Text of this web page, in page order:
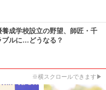
成学校設立の野望、師匠・千
ブルに…どうなる？
※横スクロールできます▶